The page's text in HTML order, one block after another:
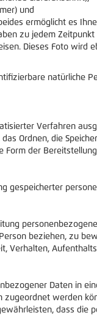
und
ermöglicht es
zu jedem
Dieses Foto wird
natürliche
Verfahren
Ordnen, die
der
gespeicherter
beziehen, zu
Verhalten,
Daten in
zugeordnet werden
dass